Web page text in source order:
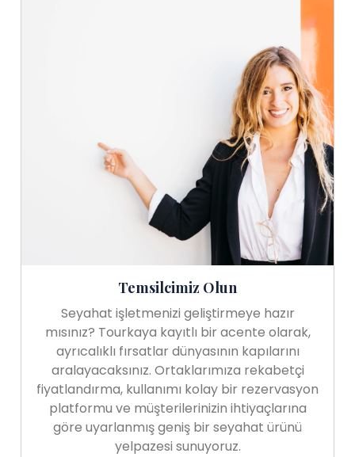
Temsilcimiz Olun
Seyahat işletmenizi geliştirmeye hazır
mısınız? Tourkaya kayıtlı bir acente olarak,
ayrıcalıklı fırsatlar dünyasının kapılarını
aralayacaksınız. Ortaklarımıza rekabetçi
fiyatlandırma, kullanımı kolay bir rezervasyon
platformu ve müşterilerinizin ihtiyaçlarına
göre uyarlanmış geniş bir seyahat ürünü
yelpazesi sunuyoruz.